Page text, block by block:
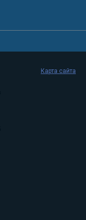
Карта сайта